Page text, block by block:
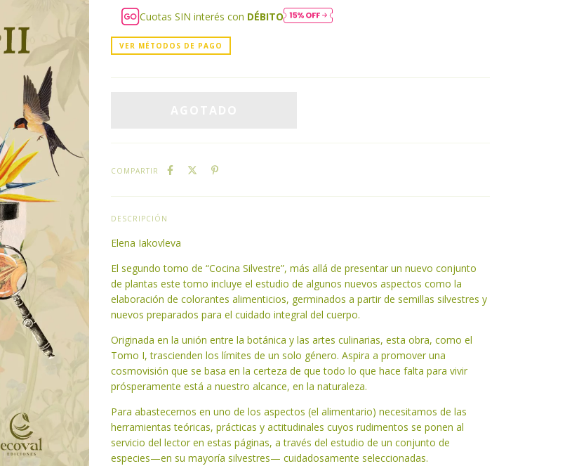
Cuotas SIN interés con DÉBITO
VER MÉTODOS DE PAGO
COMPARTIR
DESCRIPCIÓN
Elena Iakovleva
El segundo tomo de “Cocina Silvestre”, más allá de presentar un nuevo conjunto
de plantas este tomo incluye el estudio de algunos nuevos aspectos como la
elaboración de colorantes alimenticios, germinados a partir de semillas silvestres y
nuevos preparados para el cuidado integral del cuerpo.
Originada en la unión entre la botánica y las artes culinarias, esta obra, como el
Tomo I, trascienden los límites de un solo género. Aspira a promover una
cosmovisión que se basa en la certeza de que todo lo que hace falta para vivir
prósperamente está a nuestro alcance, en la naturaleza.
Para abastecernos en uno de los aspectos (el alimentario) necesitamos de las
herramientas teóricas, prácticas y actitudinales cuyos rudimentos se ponen al
servicio del lector en estas páginas, a través del estudio de un conjunto de
especies—en su mayoría silvestres— cuidadosamente seleccionadas.